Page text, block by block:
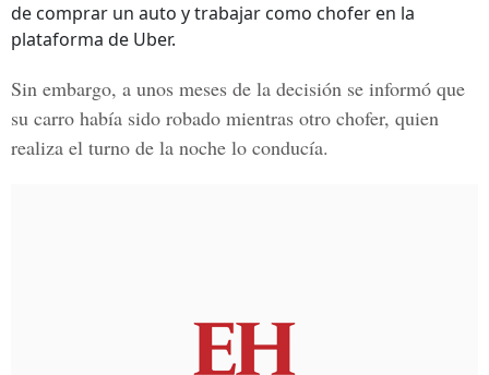
de comprar un auto y trabajar como chofer en la
plataforma de Uber.
Sin embargo, a unos meses de la decisión se informó que
su carro había sido robado mientras otro chofer, quien
realiza el turno de la noche lo conducía.